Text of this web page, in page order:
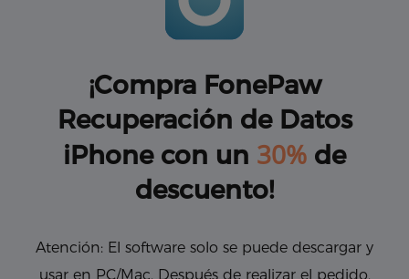
¡Compra FonePaw
Recuperación de Datos
iPhone con un 30% de
descuento!
Atención: El software solo se puede descargar y
usar en PC/Mac. Después de realizar el pedido,